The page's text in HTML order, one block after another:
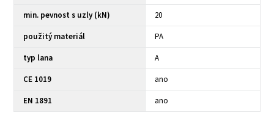
min. pevnost s uzly (kN)
20
použitý materiál
PA
typ lana
A
CE 1019
ano
EN 1891
ano